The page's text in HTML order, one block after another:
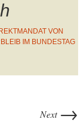
VON
IM BUNDESTAG F
Next →